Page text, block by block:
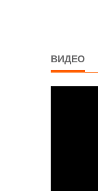
ВИДЕО